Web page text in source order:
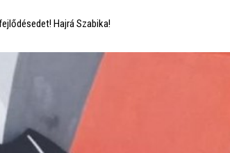
Hajrá Szabika!